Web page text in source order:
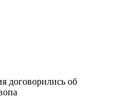
договорились об